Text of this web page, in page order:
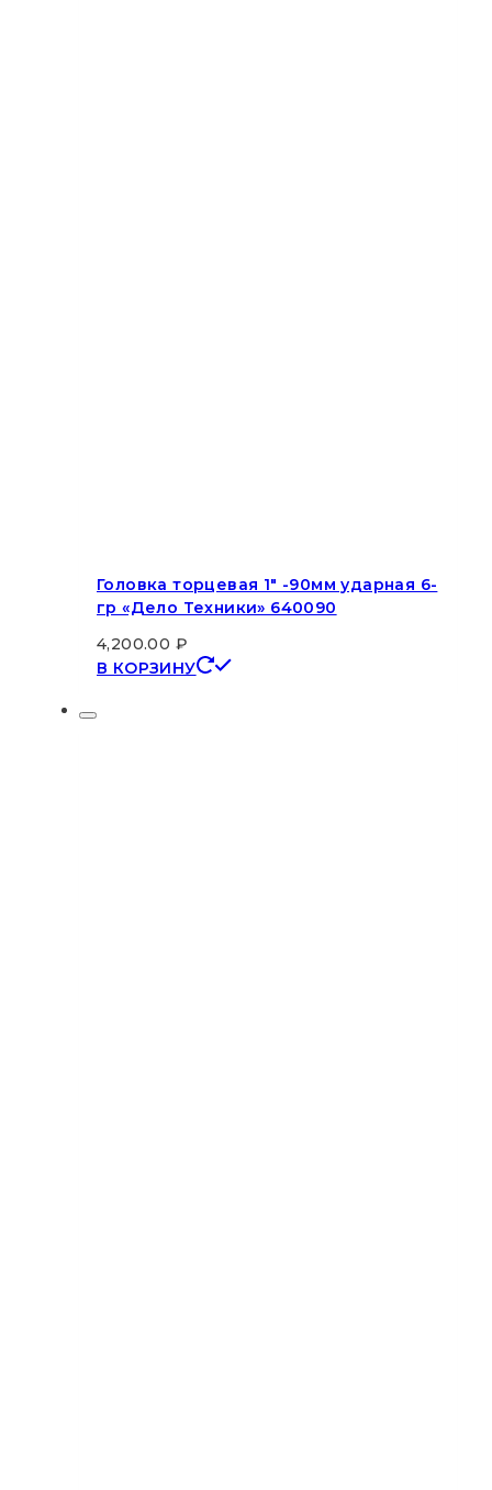
Головка торцевая 1″ -90мм ударная 6-
гр «Дело Техники» 640090
4,200.00 ₽
В КОРЗИНУ